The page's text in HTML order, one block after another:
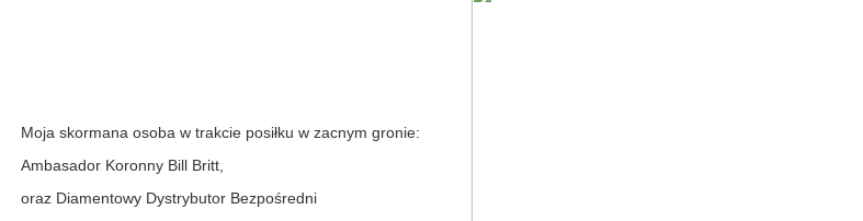
Moja skormana osoba w trakcie posiłku w zacnym gronie:
Ambasador Koronny Bill Britt,
oraz Diamentowy Dystrybutor Bezpośredni